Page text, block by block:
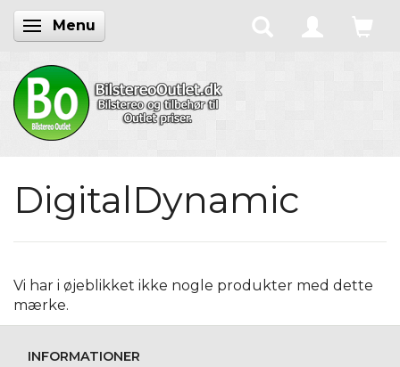
Skifte navigation
Menu
DigitalDynamic
Vi har i øjeblikket ikke nogle produkter med dette
mærke.
INFORMATIONER